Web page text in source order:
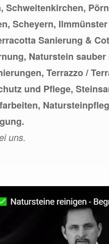
Schweitenkirchen,
Scheyern,
Sanierung &
Naturstein
Terrazzo /
und Pflege,
uns.